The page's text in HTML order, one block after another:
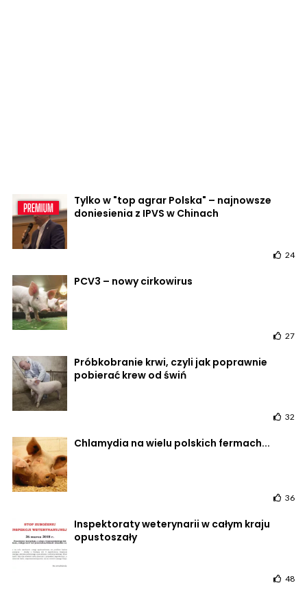
Tylko w "top agrar Polska" – najnowsze
doniesienia z IPVS w Chinach
24
PCV3 – nowy cirkowirus
27
Próbkobranie krwi, czyli jak poprawnie
pobierać krew od świń
32
Chlamydia na wielu polskich fermach...
36
Inspektoraty weterynarii w całym kraju
opustoszały
48